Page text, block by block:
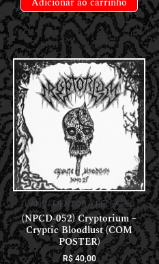
Adicionar ao carrinho
LANÇAMENTOS // RELEASES
(NPCD-052) Cryptorium –
Cryptic Bloodlust (COM
POSTER)
R$40,00